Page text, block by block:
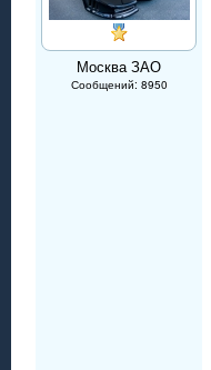
Москва ЗАО
Сообщений: 8950